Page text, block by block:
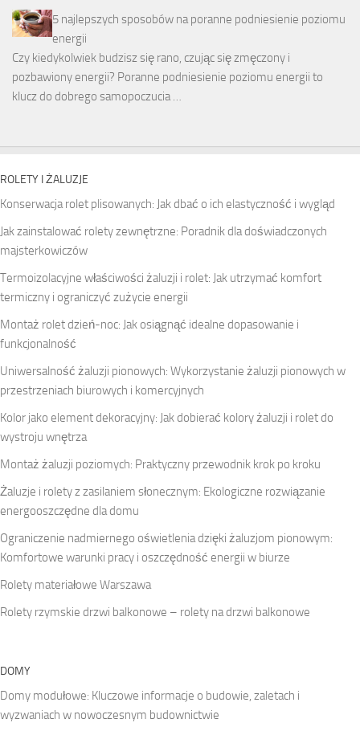
5 najlepszych sposobów na poranne podniesienie poziomu
energii
Czy kiedykolwiek budzisz się rano, czując się zmęczony i
pozbawiony energii? Poranne podniesienie poziomu energii to
klucz do dobrego samopoczucia …
ROLETY I ŻALUZJE
Konserwacja rolet plisowanych: Jak dbać o ich elastyczność i wygląd
Jak zainstalować rolety zewnętrzne: Poradnik dla doświadczonych
majsterkowiczów
Termoizolacyjne właściwości żaluzji i rolet: Jak utrzymać komfort
termiczny i ograniczyć zużycie energii
Montaż rolet dzień-noc: Jak osiągnąć idealne dopasowanie i
funkcjonalność
Uniwersalność żaluzji pionowych: Wykorzystanie żaluzji pionowych w
przestrzeniach biurowych i komercyjnych
Kolor jako element dekoracyjny: Jak dobierać kolory żaluzji i rolet do
wystroju wnętrza
Montaż żaluzji poziomych: Praktyczny przewodnik krok po kroku
Żaluzje i rolety z zasilaniem słonecznym: Ekologiczne rozwiązanie
energooszczędne dla domu
Ograniczenie nadmiernego oświetlenia dzięki żaluzjom pionowym:
Komfortowe warunki pracy i oszczędność energii w biurze
Rolety materiałowe Warszawa
Rolety rzymskie drzwi balkonowe – rolety na drzwi balkonowe
DOMY
Domy modułowe: Kluczowe informacje o budowie, zaletach i
wyzwaniach w nowoczesnym budownictwie